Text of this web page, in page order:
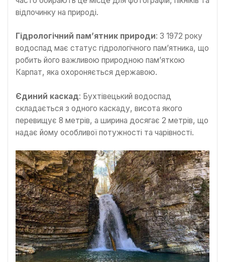
відпочинку на природі.
Гідрологічний пам’ятник природи: З 1972 року
водоспад має статус гідрологічного пам’ятника, що
робить його важливою природною пам’яткою
Карпат, яка охороняється державою.
Єдиний каскад: Бухтівецький водоспад
складається з одного каскаду, висота якого
перевищує 8 метрів, а ширина досягає 2 метрів, що
надає йому особливої потужності та чарівності.